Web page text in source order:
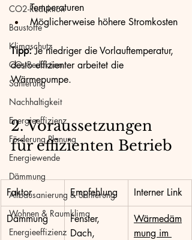
CO2-Reduktion
Baustoffe
Klimaschutz
CO₂-Reduktion
Sanierung
Nachhaltigkeit
Energieeffizienz
Förderung Planung
Energiewende
Dämmung
Altbausanierung & Sanierung
Wohnen & Raumklima
Energieeffizienz
Temperaturen
Möglicherweise höhere Stromkosten
Tipp: Je niedriger die Vorlauftemperatur,
desto effizienter arbeitet die
Wärmepumpe.
2. Voraussetzungen
für effizienten Betrieb
Faktor Empfehlung Interner Link
Dämmung
Fenster,
Dach,
Wärmedäm
mung im